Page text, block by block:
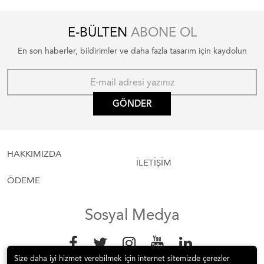
E-BÜLTEN ABONE OL
En son haberler, bildirimler ve daha fazla tasarım için kaydolun
GÖNDER
HAKKIMIZDA
ÖDEME
İLETİŞİM
Sosyal Medya
Size daha iyi hizmet verebilmek için internet sitemizde çerezler